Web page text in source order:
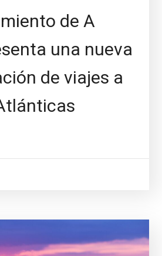
de A
una nueva
de viajes a